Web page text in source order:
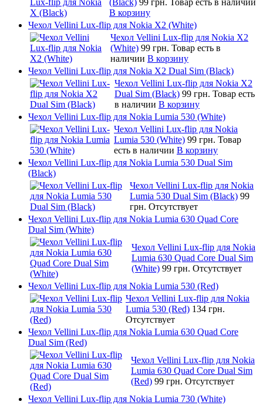
В корзину
Чехол Vellini Lux-flip для Nokia X2 (White)
Чехол Vellini Lux-flip для Nokia X2
(White) 99 грн. Товар есть в
наличии В корзину
Чехол Vellini Lux-flip для Nokia X2 Dual Sim (Black)
Чехол Vellini Lux-flip для Nokia X2
Dual Sim (Black) 99 грн. Товар есть
в наличии В корзину
Чехол Vellini Lux-flip для Nokia Lumia 530 (White)
Чехол Vellini Lux-flip для Nokia
Lumia 530 (White) 99 грн. Товар
есть в наличии В корзину
Чехол Vellini Lux-flip для Nokia Lumia 530 Dual Sim
(Black)
Чехол Vellini Lux-flip для Nokia
Lumia 530 Dual Sim (Black) 99
грн. Отсутствует
Чехол Vellini Lux-flip для Nokia Lumia 630 Quad Core
Dual Sim (White)
Чехол Vellini Lux-flip для Nokia
Lumia 630 Quad Core Dual Sim
(White) 99 грн. Отсутствует
Чехол Vellini Lux-flip для Nokia Lumia 530 (Red)
Чехол Vellini Lux-flip для Nokia
Lumia 530 (Red) 134 грн.
Отсутствует
Чехол Vellini Lux-flip для Nokia Lumia 630 Quad Core
Dual Sim (Red)
Чехол Vellini Lux-flip для Nokia
Lumia 630 Quad Core Dual Sim
(Red) 99 грн. Отсутствует
Чехол Vellini Lux-flip для Nokia Lumia 730 (White)